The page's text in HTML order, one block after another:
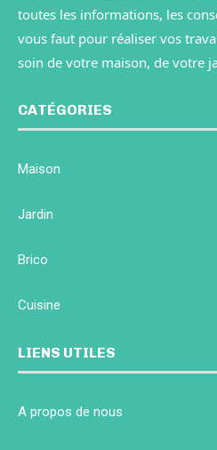
toutes les informations, les
vous faut pour réaliser vos
soin de votre maison, de votre
CATÉGORIES
Maison
Jardin
Brico
Cuisine
LIENS UTILES
A propos de nous